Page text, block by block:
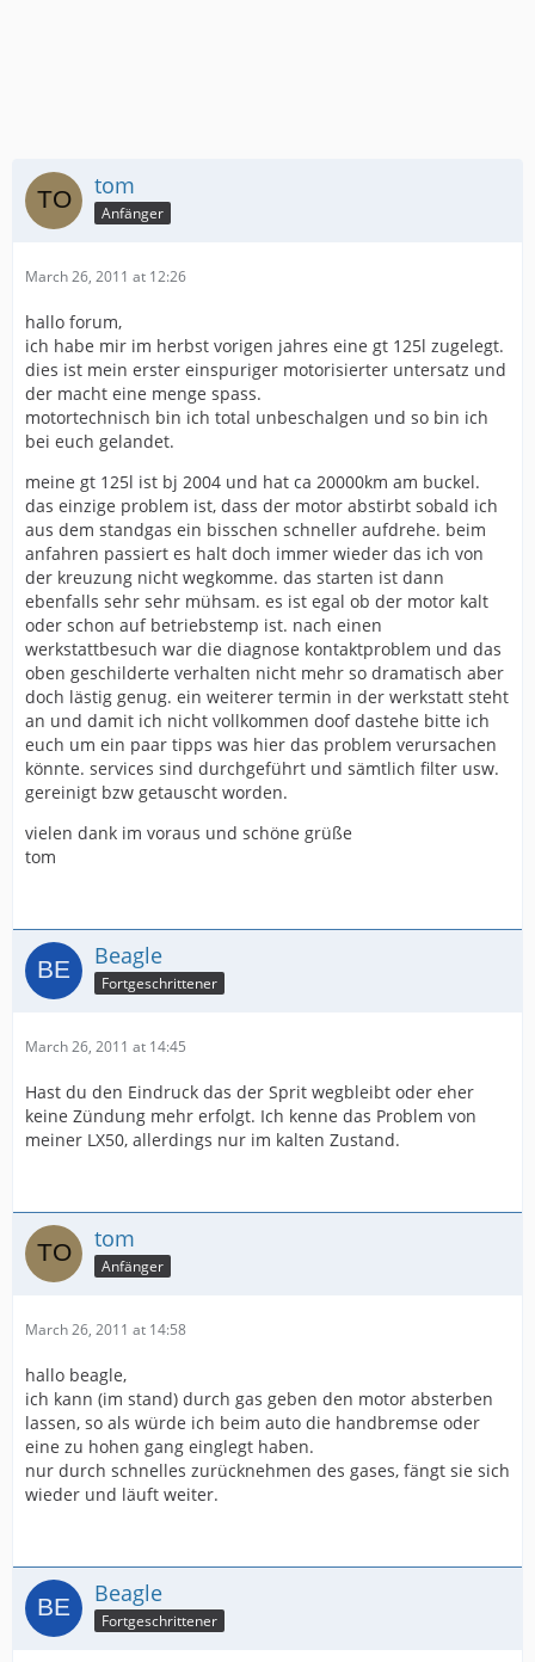
tom
Anfänger
March 26, 2011 at 12:26
hallo forum,
ich habe mir im herbst vorigen jahres eine gt 125l zugelegt.
dies ist mein erster einspuriger motorisierter untersatz und
der macht eine menge spass.
motortechnisch bin ich total unbeschalgen und so bin ich
bei euch gelandet.
meine gt 125l ist bj 2004 und hat ca 20000km am buckel.
das einzige problem ist, dass der motor abstirbt sobald ich
aus dem standgas ein bisschen schneller aufdrehe. beim
anfahren passiert es halt doch immer wieder das ich von
der kreuzung nicht wegkomme. das starten ist dann
ebenfalls sehr sehr mühsam. es ist egal ob der motor kalt
oder schon auf betriebstemp ist. nach einen
werkstattbesuch war die diagnose kontaktproblem und das
oben geschilderte verhalten nicht mehr so dramatisch aber
doch lästig genug. ein weiterer termin in der werkstatt steht
an und damit ich nicht vollkommen doof dastehe bitte ich
euch um ein paar tipps was hier das problem verursachen
könnte. services sind durchgeführt und sämtlich filter usw.
gereinigt bzw getauscht worden.
vielen dank im voraus und schöne grüße
tom
Beagle
Fortgeschrittener
March 26, 2011 at 14:45
Hast du den Eindruck das der Sprit wegbleibt oder eher
keine Zündung mehr erfolgt. Ich kenne das Problem von
meiner LX50, allerdings nur im kalten Zustand.
tom
Anfänger
March 26, 2011 at 14:58
hallo beagle,
ich kann (im stand) durch gas geben den motor absterben
lassen, so als würde ich beim auto die handbremse oder
eine zu hohen gang einglegt haben.
nur durch schnelles zurücknehmen des gases, fängt sie sich
wieder und läuft weiter.
Beagle
Fortgeschrittener